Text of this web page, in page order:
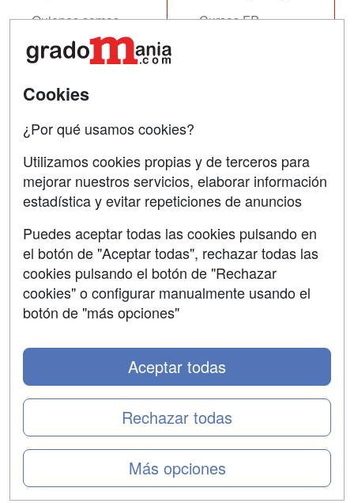
Quienes somos
Tarifas publicidad
Cursos FP
Contactar
Confidencialidad
Copyleft
SÍGUENOS EN:
Cookies
¿Por qué usamos cookies?
Utilizamos cookies propias y de terceros para
mejorar nuestros servicios, elaborar información
estadística y evitar repeticiones de anuncios
Puedes aceptar todas las cookies pulsando en
el botón de "Aceptar todas", rechazar todas las
cookies pulsando el botón de "Rechazar
cookies" o configurar manualmente usando el
botón de "más opciones"
Más opciones
Rechazar todas
Aceptar todas